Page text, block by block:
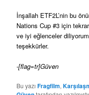
İnşallah ETF2L’nin bu
Nations Cup #3 için
ve iyi eğlenceler
teşekkürler.
-[flag=tr]Güven
Bu yazıFragfilm,